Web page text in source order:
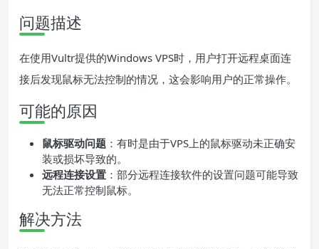
问题描述
在使用Vultr提供的Windows VPS时，用户打开远程桌面连
接后发现鼠标无法控制的情况，这会影响用户的正常操作。
可能的原因
鼠标驱动问题 ：有时是由于VPS上的鼠标驱动未正确安
装或损坏导致的。
远程连接设置 ：部分远程连接软件的设置问题可能导致
无法正常控制鼠标。
解决方法